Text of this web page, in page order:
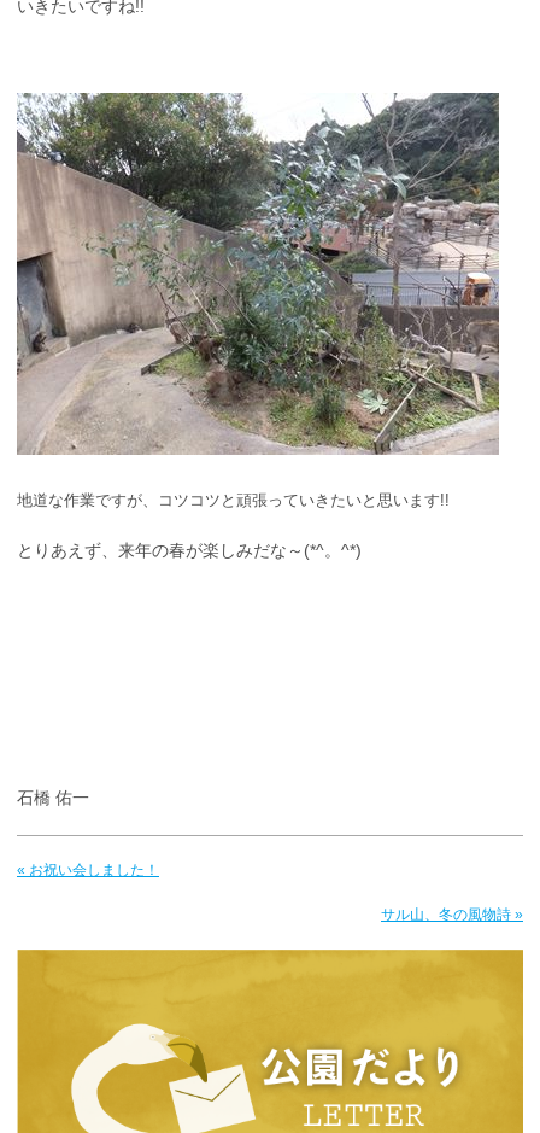
いきたいですね!!
地道な作業ですが、コツコツと頑張っていきたいと思います!!
とりあえず、来年の春が楽しみだな～(*^。^*)
石橋 佑一
« お祝い会しました！
サル山、冬の風物詩 »